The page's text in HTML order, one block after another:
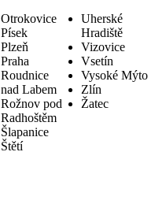
Otrokovice
Písek
Plzeň
Praha
Roudnice
nad Labem
Rožnov pod
Radhoštěm
Šlapanice
Štětí
Uherské
Hradiště
Vizovice
Vsetín
Vysoké Mýto
Zlín
Žatec